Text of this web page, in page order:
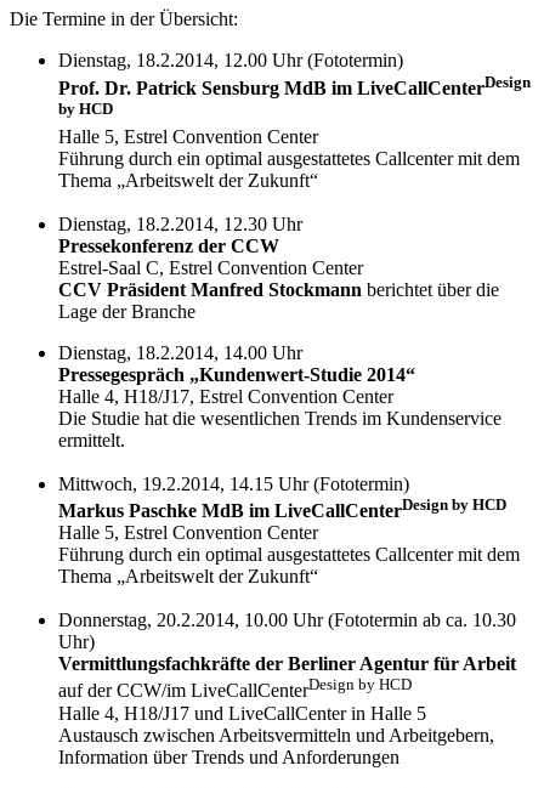
Die Termine in der Übersicht:
Dienstag, 18.2.2014, 12.00 Uhr (Fototermin)
Prof. Dr. Patrick Sensburg MdB im LiveCallCenterDesign
by HCD
Halle 5, Estrel Convention Center
Führung durch ein optimal ausgestattetes Callcenter mit dem
Thema „Arbeitswelt der Zukunft“
Dienstag, 18.2.2014, 12.30 Uhr
Pressekonferenz der CCW
Estrel-Saal C, Estrel Convention Center
CCV Präsident Manfred Stockmann berichtet über die
Lage der Branche
Dienstag, 18.2.2014, 14.00 Uhr
Pressegespräch „Kundenwert-Studie 2014“
Halle 4, H18/J17, Estrel Convention Center
Die Studie hat die wesentlichen Trends im Kundenservice
ermittelt.
Mittwoch, 19.2.2014, 14.15 Uhr (Fototermin)
Markus Paschke MdB im LiveCallCenterDesign by HCD
Halle 5, Estrel Convention Center
Führung durch ein optimal ausgestattetes Callcenter mit dem
Thema „Arbeitswelt der Zukunft“
Donnerstag, 20.2.2014, 10.00 Uhr (Fototermin ab ca. 10.30
Uhr)
Vermittlungsfachkräfte der Berliner Agentur für Arbeit
auf der CCW/im LiveCallCenterDesign by HCD
Halle 4, H18/J17 und LiveCallCenter in Halle 5
Austausch zwischen Arbeitsvermitteln und Arbeitgebern,
Information über Trends und Anforderungen